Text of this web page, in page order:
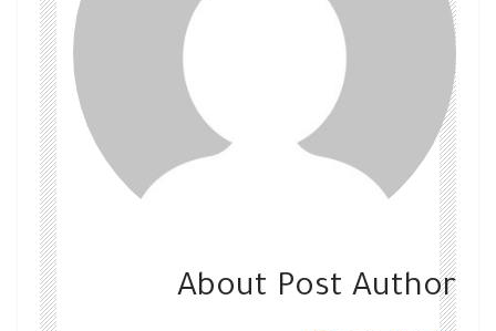
About Post Author